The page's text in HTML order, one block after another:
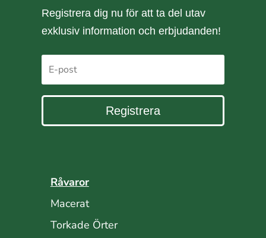
Registrera dig nu för att ta del utav
exklusiv information och erbjudanden!
Registrera
Råvaror
Macerat
Torkade Örter